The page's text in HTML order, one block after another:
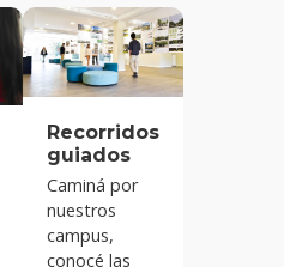
Recorridos
guiados
Caminá por
nuestros
campus,
conocé las